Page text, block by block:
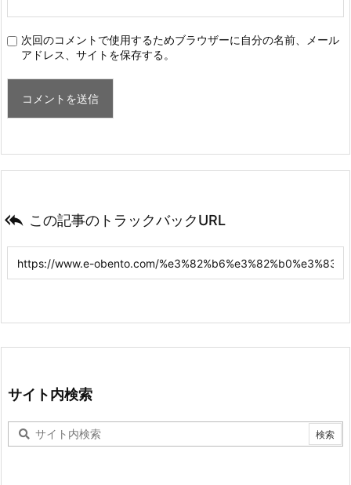
次回のコメントで使用するためブラウザーに自分の名前、メール
アドレス、サイトを保存する。
 この記事のトラックバックURL
サイト内検索